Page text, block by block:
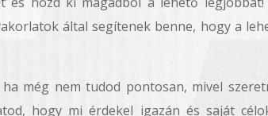
által segítenek benne, hogy a
még nem tudod pontosan, mivel
hogy mi érdekel igazán és saját